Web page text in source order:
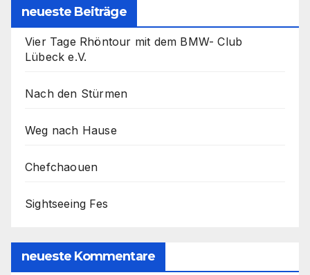
neueste Beiträge
Vier Tage Rhöntour mit dem BMW- Club
Lübeck e.V.
Nach den Stürmen
Weg nach Hause
Chefchaouen
Sightseeing Fes
neueste Kommentare